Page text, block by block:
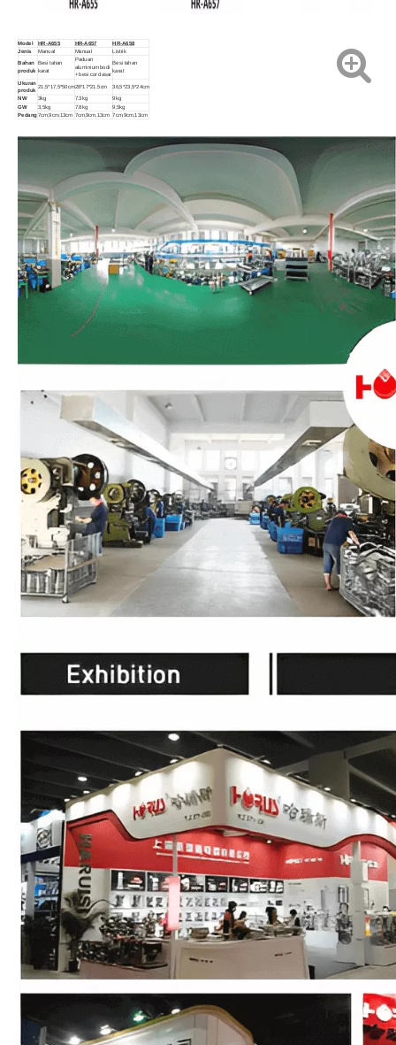
Model HR-A655 HR-A657
HR-A658
Jenis
Manual Manual Listrik
Bahan
produk
Besi tahan
karat
Paduan
aluminium bodi
+ besi cor dasar
Besi tahan
karat
Ukuran
produk
21,5*17,5*50cm28*17*21.5cm 36,5*23,5*24cm
NW 3kg 7.3kg
9kg
GW
3,5kg 7.8kg 9,5kg
Pedang7cm,9cm,13cm 7cm,9cm,13cm 7cm,9cm,13cm